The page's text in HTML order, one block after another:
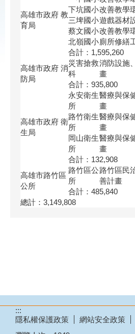
高雄市政府 教
育局
下坑國小改善教學
三埤國小遊戲器材
蔡文國小改善教學
北嶺國小廁所修繕
合計：1,595,260
高雄市政府 消
防局
災害搶救
科
消防設施
畫
合計：935,800
高雄市政府 衛
生局
永安衛生
所
醫療與保
畫
路竹衛生
所
醫療與保
畫
岡山衛生
所
醫療與保
畫
合計：132,908
高雄市路竹區
公所
路竹區公
所
路竹區民
善計畫
合計：485,840
總計：3,149,808
:::
隱私權保護政策
網站安全政策